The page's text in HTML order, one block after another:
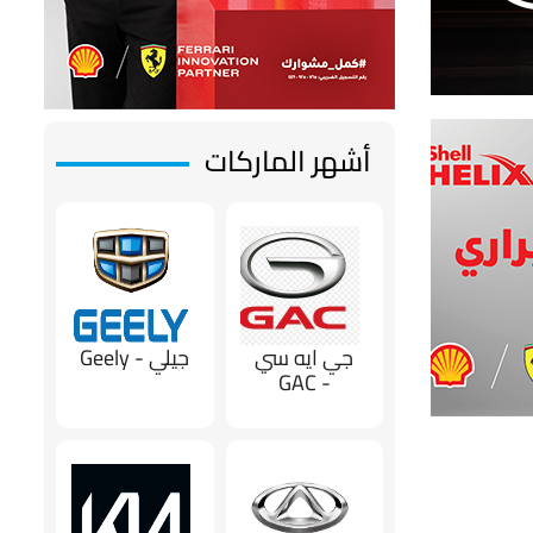
أشهر الماركات
جي ايه سي
- GAC
جيلي - Geely